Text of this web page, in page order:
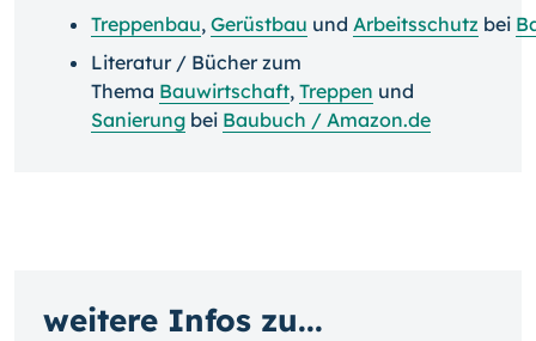
Treppenbau, Gerüstbau und Arbeitsschutz bei
Literatur / Bücher zum
Thema Bauwirtschaft, Treppen und
Sanierung bei Baubuch / Amazon.de
weitere Infos zu...